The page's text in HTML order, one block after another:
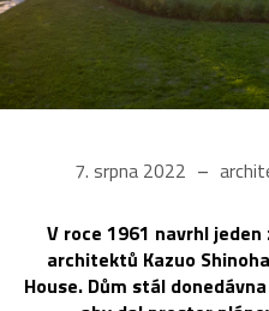
7. srpna 2022
V roce 1961 navrhl
architektů Kazuo
House. Dům stál